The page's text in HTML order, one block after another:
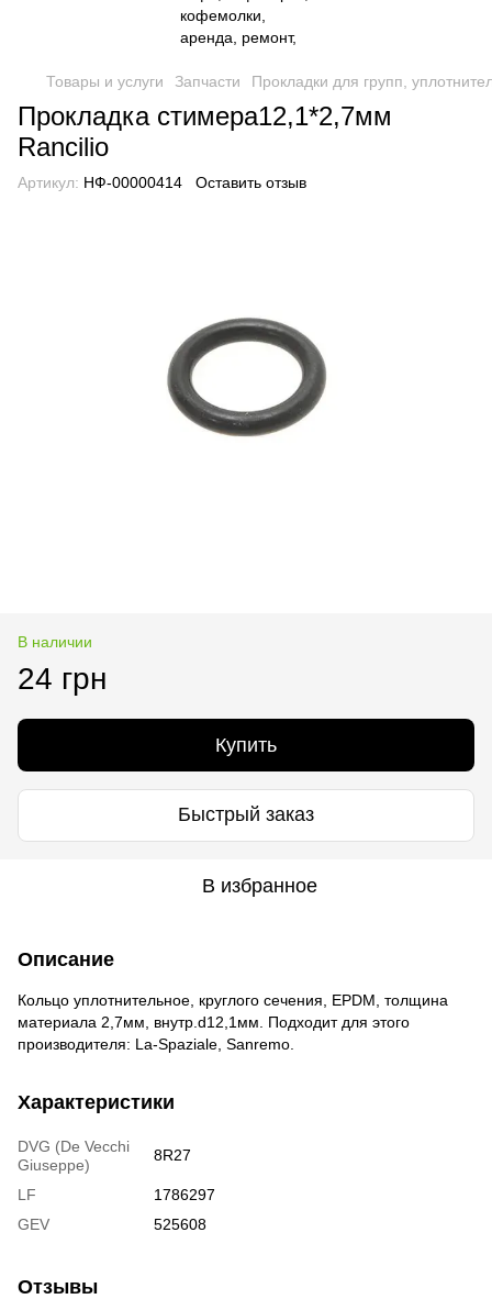
Товары и услуги Запчасти Прокладки для групп,
Прокладка стимера12,1*2,7мм
Rancilio
Артикул: НФ-00000414 Оставить отзыв
В наличии
24 грн
Купить
Быстрый заказ
В избранное
Описание
Кольцо уплотнительное, круглого сечения, EPDM, толщина
материала 2,7мм, внутр.d12,1мм. Подходит для этого
производителя: La-Spaziale, Sanremo.
Характеристики
DVG (De Vecchi
Giuseppe)
8R27
LF
1786297
GEV
525608
Отзывы